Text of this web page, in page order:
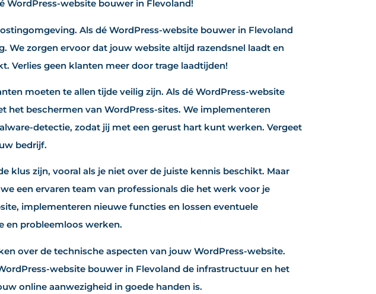
WordPress-website bouwer in Flevoland!
Als dé WordPress-website bouwer in Flevoland
We zorgen ervoor dat jouw website altijd razendsnel laadt en
Verlies geen klanten meer door trage laadtijden!
moeten te allen tijde veilig zijn. Als dé WordPress-website
het beschermen van WordPress-sites. We implementeren
detectie, zodat jij met een gerust hart kunt werken. Vergeet
bedrijf.
zijn, vooral als je niet over de juiste kennis beschikt. Maar
een ervaren team van professionals die het werk voor je
implementeren nieuwe functies en lossen eventuele
en probleemloos werken.
over de technische aspecten van jouw WordPress-website.
website bouwer in Flevoland de infrastructuur en het
online aanwezigheid in goede handen is.